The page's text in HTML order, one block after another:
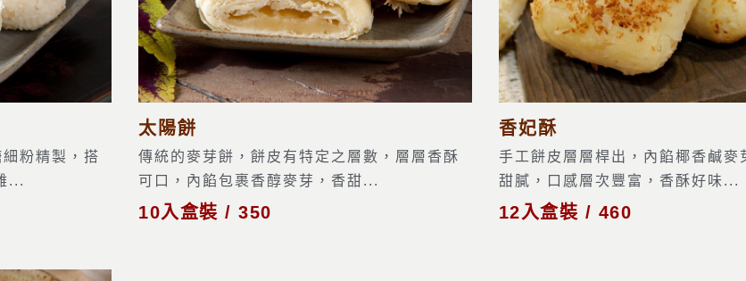
粉精製，搭
...
太陽餅
傳統的麥芽餅，餅皮有特定之層數，層層香酥
可口，內餡包裹香醇麥芽，香甜...
10入盒裝 / 350
香妃酥
手工餅皮層層桿出，內餡椰香鹹麥
甜膩，口感層次豐富，香酥好味...
12入盒裝 / 460